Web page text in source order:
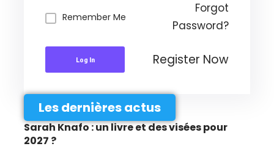
Remember Me
Forgot
Password?
Log In Register Now
Les dernières actus
Sarah Knafo : un livre et des visées pour
2027 ?